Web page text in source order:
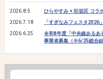
2026.8.5
ひらやすみ × 杉並区 コラ
2026.7.18
「すぎなみフェスタ2026
2026.6.25
令和8年度「中央線ある
事業者募集（※6/25総合結